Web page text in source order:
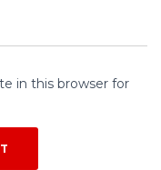
in this browser for